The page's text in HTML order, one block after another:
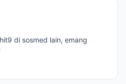
di sosmed lain, emang